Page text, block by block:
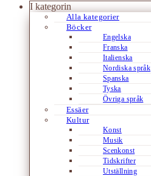
I kategorin
Alla kategorier
Böcker
Engelska
Franska
Italienska
Nordiska språk
Spanska
Tyska
Övriga språk
Essäer
Kultur
Konst
Musik
Scenkonst
Tidskrifter
Utställning